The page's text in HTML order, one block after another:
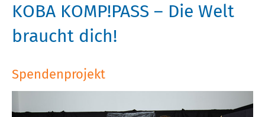
KOBA KOMP!PASS – Die Welt
braucht dich!
Spendenprojekt